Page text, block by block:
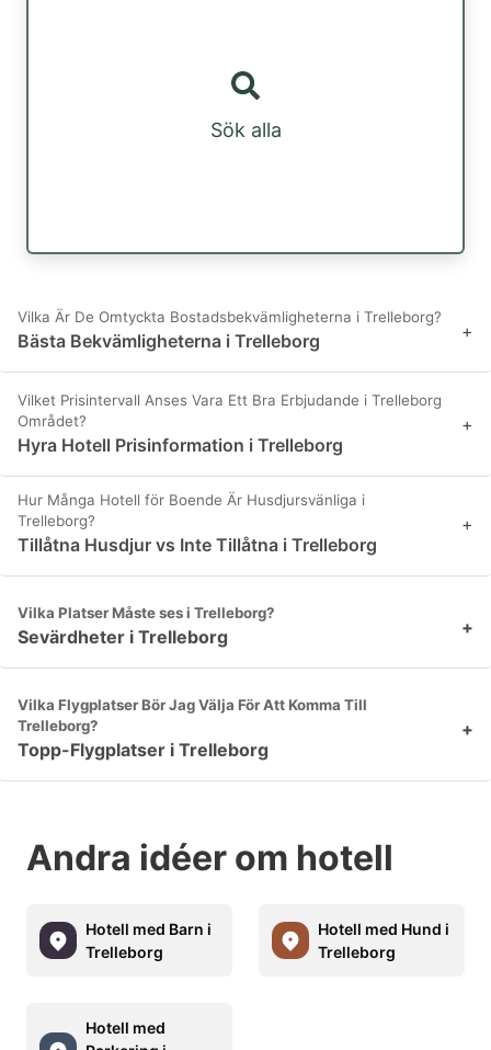
Sök alla
Vilka Är De Omtyckta Bostadsbekvämligheterna i Trelleborg?
Bästa Bekvämligheterna i Trelleborg +
Vilket Prisintervall Anses Vara Ett Bra Erbjudande i Trelleborg
Området?
Hyra Hotell Prisinformation i Trelleborg
+
Hur Många Hotell för Boende Är Husdjursvänliga i
Trelleborg?
Tillåtna Husdjur vs Inte Tillåtna i Trelleborg
+
Vilka Platser Måste ses i Trelleborg?
Sevärdheter i Trelleborg +
Vilka Flygplatser Bör Jag Välja För Att Komma Till
Trelleborg?
Topp-Flygplatser i Trelleborg
+
Andra idéer om hotell
Hotell med Barn i
Trelleborg
Hotell med Hund i
Trelleborg
Hotell med